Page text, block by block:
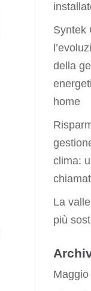
Syntek
della
home
clima:
La
più